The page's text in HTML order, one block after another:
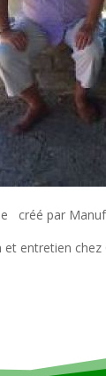
créé par
et entretien chez